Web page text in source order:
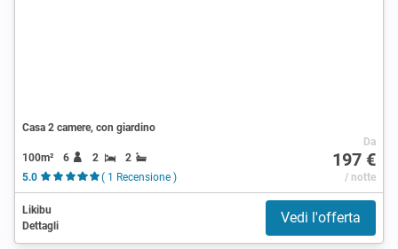
Casa 2 camere, con giardino
100m² 6 2
2
5.0
( 1 Recensione )
Da
197 €
/ notte
Likibu
Dettagli
Vedi l'offerta